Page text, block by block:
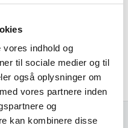
indhold og
til sociale medier og til
også oplysninger om
vores partnere inden
og
kan kombinere disse